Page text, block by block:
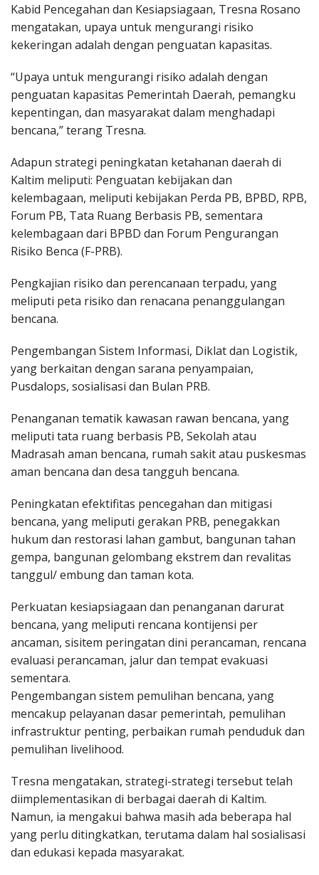
Kabid Pencegahan dan Kesiapsiagaan, Tresna Rosano
mengatakan, upaya untuk mengurangi risiko
kekeringan adalah dengan penguatan kapasitas.
“Upaya untuk mengurangi risiko adalah dengan
penguatan kapasitas Pemerintah Daerah, pemangku
kepentingan, dan masyarakat dalam menghadapi
bencana,” terang Tresna.
Adapun strategi peningkatan ketahanan daerah di
Kaltim meliputi: Penguatan kebijakan dan
kelembagaan, meliputi kebijakan Perda PB, BPBD, RPB,
Forum PB, Tata Ruang Berbasis PB, sementara
kelembagaan dari BPBD dan Forum Pengurangan
Risiko Benca (F-PRB).
Pengkajian risiko dan perencanaan terpadu, yang
meliputi peta risiko dan renacana penanggulangan
bencana.
Pengembangan Sistem Informasi, Diklat dan Logistik,
yang berkaitan dengan sarana penyampaian,
Pusdalops, sosialisasi dan Bulan PRB.
Penanganan tematik kawasan rawan bencana, yang
meliputi tata ruang berbasis PB, Sekolah atau
Madrasah aman bencana, rumah sakit atau puskesmas
aman bencana dan desa tangguh bencana.
Peningkatan efektifitas pencegahan dan mitigasi
bencana, yang meliputi gerakan PRB, penegakkan
hukum dan restorasi lahan gambut, bangunan tahan
gempa, bangunan gelombang ekstrem dan revalitas
tanggul/ embung dan taman kota.
Perkuatan kesiapsiagaan dan penanganan darurat
bencana, yang meliputi rencana kontijensi per
ancaman, sisitem peringatan dini perancaman, rencana
evaluasi perancaman, jalur dan tempat evakuasi
sementara.
Pengembangan sistem pemulihan bencana, yang
mencakup pelayanan dasar pemerintah, pemulihan
infrastruktur penting, perbaikan rumah penduduk dan
pemulihan livelihood.
Tresna mengatakan, strategi-strategi tersebut telah
diimplementasikan di berbagai daerah di Kaltim.
Namun, ia mengakui bahwa masih ada beberapa hal
yang perlu ditingkatkan, terutama dalam hal sosialisasi
dan edukasi kepada masyarakat.